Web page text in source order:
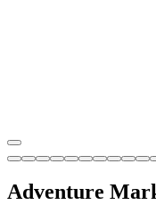
Adventure